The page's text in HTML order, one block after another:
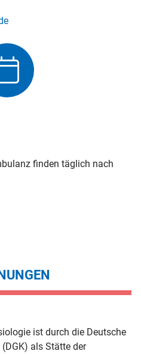
finden täglich nach
ist durch die Deutsche
als Stätte der